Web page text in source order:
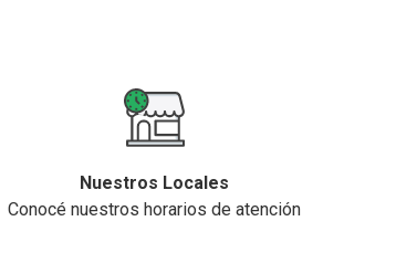
Nuestros Locales
Conocé nuestros horarios de atención